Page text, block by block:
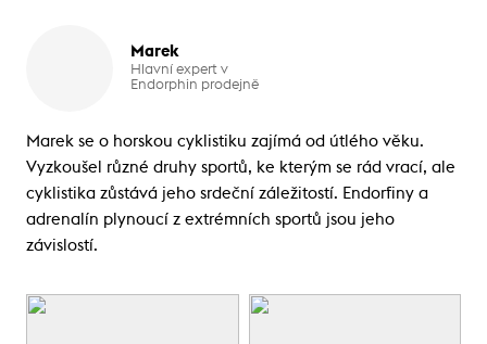
Marek
Hlavní expert v
Endorphin prodejně
Marek se o horskou cyklistiku zajímá od útlého věku.
Vyzkoušel různé druhy sportů, ke kterým se rád vrací, ale
cyklistika zůstává jeho srdeční záležitostí. Endorfiny a
adrenalín plynoucí z extrémních sportů jsou jeho
závislostí.